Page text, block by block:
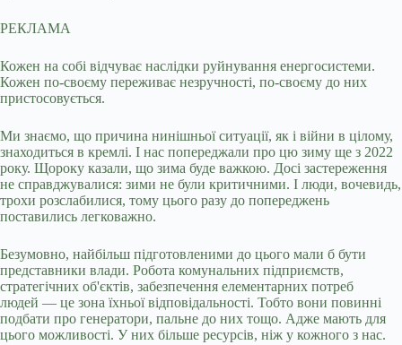
РЕКЛАМА
Кожен на собі відчуває наслідки руйнування енергосистеми.
Кожен по-своєму переживає незручності, по-своєму до них
пристосовується.
Ми знаємо, що причина нинішньої ситуації, як і війни в цілому,
знаходиться в кремлі. І нас попереджали про цю зиму ще з 2022
року. Щороку казали, що зима буде важкою. Досі застереження
не справджувалися: зими не були критичними. І люди, вочевидь,
трохи розслабилися, тому цього разу до попереджень
поставились легковажно.
Безумовно, найбільш підготовленими до цього мали б бути
представники влади. Робота комунальних підприємств,
стратегічних об'єктів, забезпечення елементарних потреб
людей — це зона їхньої відповідальності. Тобто вони повинні
подбати про генератори, пальне до них тощо. Адже мають для
цього можливості. У них більше ресурсів, ніж у кожного з нас.